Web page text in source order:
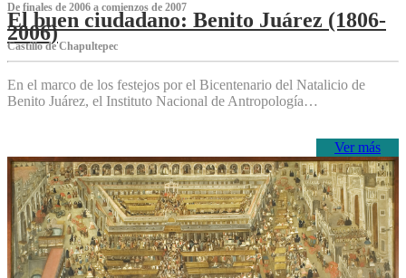
De finales de 2006 a comienzos de 2007
El buen ciudadano: Benito Juárez (1806-
2006)
Castillo de Chapultepec
En el marco de los festejos por el Bicentenario del Natalicio de
Benito Juárez, el Instituto Nacional de Antropología…
Ver más